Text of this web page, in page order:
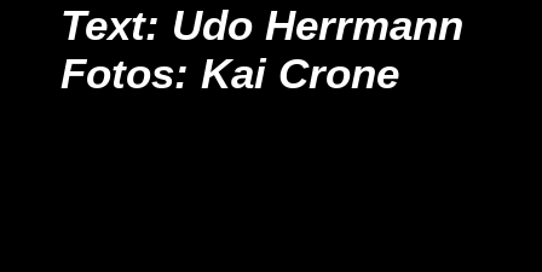
Text: Udo Herrmann
Fotos: Kai Crone